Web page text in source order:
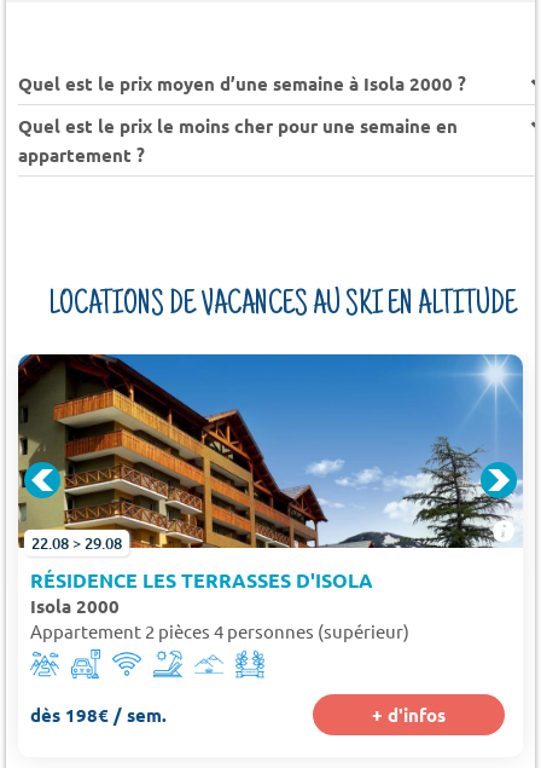
Quel est le prix moyen d’une semaine à Isola 2000 ?
Quel est le prix le moins cher pour une semaine en
appartement ?
LOCATIONS DE VACANCES AU SKI EN ALTITUDE
22.08 > 29.08
RÉSIDENCE LES TERRASSES D'ISOLA
Isola 2000
Appartement 2 pièces 4 personnes (supérieur)
dès 198€ / sem. + d'infos